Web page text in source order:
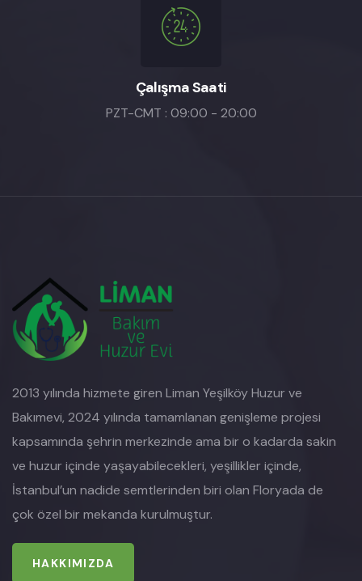
Çalışma Saati
PZT-CMT : 09:00 - 20:00
2013 yılında hizmete giren Liman Yeşilköy Huzur ve
Bakımevi, 2024 yılında tamamlanan genişleme projesi
kapsamında şehrin merkezinde ama bir o kadarda sakin
ve huzur içinde yaşayabilecekleri, yeşillikler içinde,
İstanbul’un nadide semtlerinden biri olan Floryada de
çok özel bir mekanda kurulmuştur.
HAKKIMIZDA